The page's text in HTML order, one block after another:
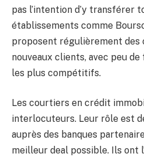
pas l’intention d’y transférer
établissements comme
proposent régulièrement
nouveaux clients, avec peu
les plus compétitifs.
Les courtiers en crédit
interlocuteurs. Leur rôle est
auprès des banques
meilleur deal possible. Ils ont